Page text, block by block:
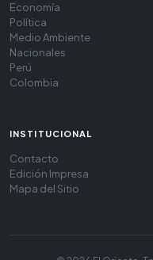
Economía
Política
Medio Ambiente
Nacionales
Perú
Colombia
INSTITUCIONAL
Contacto
Edición Impresa
Mapa del Sitio